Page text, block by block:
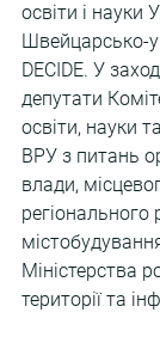
освіти і науки
Швейцарсько-
DECIDE. У
депутати
освіти, науки
ВРУ з питань
влади,
регіонального
Міністерства
території та